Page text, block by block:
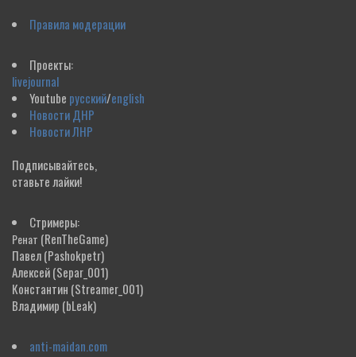
Правила модерации
Проекты:
livejournal
Youtube русский/english
Новости ДНР
Новости ЛНР
Подписывайтесь,
ставьте лайки!
Стримеры:
Ренат (RenTheGame)
Павел(Pashokpetr)
Алексей(Separ_001)
Константин (Streamer_001)
Владимир (bLeak)
anti-maidan.com